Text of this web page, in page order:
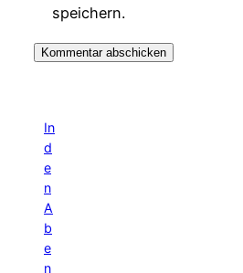
speichern.
In
d
e
n
A
b
e
n